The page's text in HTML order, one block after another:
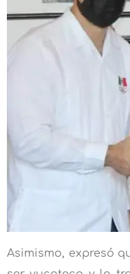
Asimismo, expresó